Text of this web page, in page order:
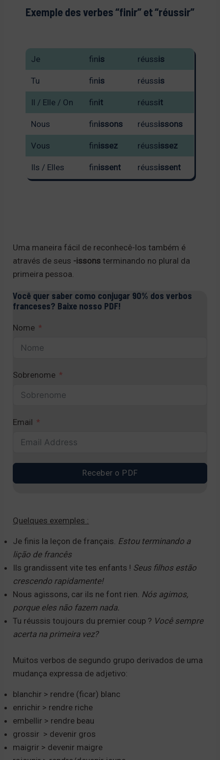
Exemple des verbes “finir” et “réussir”
Je finis réussis
Tu finis réussis
Il / Elle / On finit réussit
Nous finissons réussissons
Vous finissez réussissez
Ils / Elles finissent réussissent
Uma maneira fácil de reconhecê-los também é
através de seus -issons terminando no plural da
primeira pessoa.
Você quer saber como conjugar 90% dos verbos
franceses? Baixe nosso PDF!
Nome
Sobrenome
Email
Receber o PDF
t
e
r
n
a
t
i
v
e
Quelques exemples :
Je finis la leçon de français. Estou terminando a
lição de francês
Ils grandissent vite tes enfants ! Seus filhos estão
crescendo rapidamente!
Nous agissons, car ils ne font rien. Nós agimos,
porque eles não fazem nada.
Tu réussis toujours du premier coup ? Você sempre
acerta na primeira vez?
Muitos verbos de segundo grupo derivados de uma
mudança expressa de adjetivo:
blanchir > rendre (ficar) blanc
enrichir > rendre riche
embellir > rendre beau
grossir > devenir gros
maigrir > devenir maigre